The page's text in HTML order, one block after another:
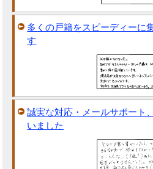
多くの戸籍をスピーディーに
す
誠実な対応・メールサポート
いました